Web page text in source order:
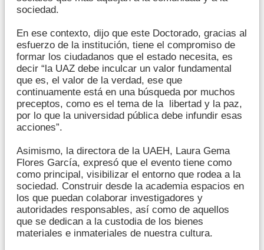
sociedad.
En ese contexto, dijo que este Doctorado, gracias al
esfuerzo de la institución, tiene el compromiso de
formar los ciudadanos que el estado necesita, es
decir “la UAZ debe inculcar un valor fundamental
que es, el valor de la verdad, ese que
continuamente está en una búsqueda por muchos
preceptos, como es el tema de la libertad y la paz,
por lo que la universidad pública debe infundir esas
acciones”.
Asimismo, la directora de la UAEH, Laura Gema
Flores García, expresó que el evento tiene como
como principal, visibilizar el entorno que rodea a la
sociedad. Construir desde la academia espacios en
los que puedan colaborar investigadores y
autoridades responsables, así como de aquellos
que se dedican a la custodia de los bienes
materiales e inmateriales de nuestra cultura.